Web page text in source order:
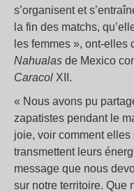
s’organisent et
la fin des matchs,
les femmes », ont-elles
Nahualas de Mexico
Caracol XII.
« Nous avons pu
zapatistes pendant le
joie, voir comment elles
transmettent leurs
message que nous
sur notre territoire. Que